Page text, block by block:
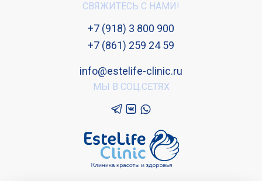
СВЯЖИТЕСЬ С НАМИ!
+7 (918) 3 800 900
+7 (861) 259 24 59
info@estelife-clinic.ru
МЫ В СОЦ.СЕТЯХ